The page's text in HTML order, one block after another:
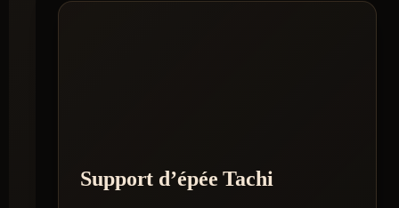
Support d’épée Tachi